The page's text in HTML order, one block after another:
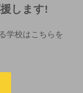
します!
学校はこちらを